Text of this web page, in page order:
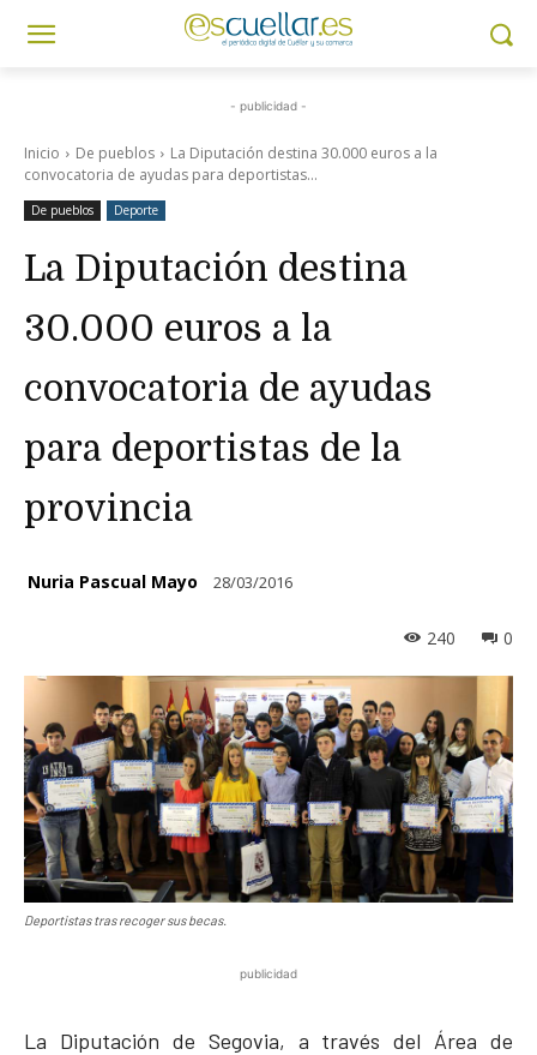
- publicidad -
Inicio De pueblos
La Diputación destina 30.000 euros a la
convocatoria de ayudas para deportistas...
De pueblos Deporte
La Diputación destina
30.000 euros a la
convocatoria de ayudas
para deportistas de la
provincia
Nuria Pascual Mayo 28/03/2016
0
240
Deportistas tras recoger sus becas.
publicidad
La Diputación de Segovia, a través del Área de